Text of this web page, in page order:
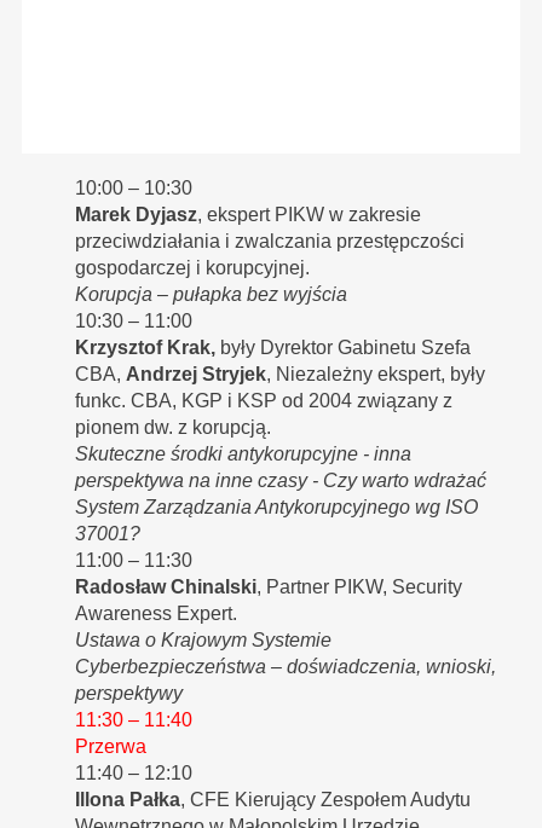
10:00 – 10:30
Marek Dyjasz, ekspert PIKW w zakresie
przeciwdziałania i zwalczania przestępczości
gospodarczej i korupcyjnej.
Korupcja – pułapka bez wyjścia
10:30 – 11:00
Krzysztof Krak, były Dyrektor Gabinetu Szefa
CBA, Andrzej Stryjek, Niezależny ekspert, były
funkc. CBA, KGP i KSP od 2004 związany z
pionem dw. z korupcją.
Skuteczne środki antykorupcyjne - inna
perspektywa na inne czasy - Czy warto wdrażać
System Zarządzania Antykorupcyjnego wg ISO
37001?
11:00 – 11:30
Radosław Chinalski, Partner PIKW, Security
Awareness Expert.
Ustawa o Krajowym Systemie
Cyberbezpieczeństwa – doświadczenia, wnioski,
perspektywy
11:30 – 11:40
Przerwa
11:40 – 12:10
Illona Pałka, CFE Kierujący Zespołem Audytu